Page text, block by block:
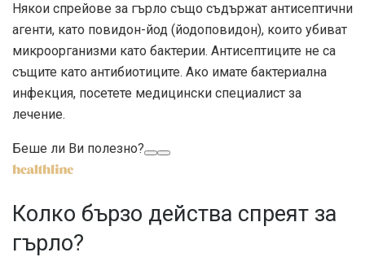
Някои спрейове за гърло също съдържат антисептични
агенти, като повидон-йод (йодоповидон), които убиват
микроорганизми като бактерии. Антисептиците не са
същите като антибиотиците. Ако имате бактериална
инфекция, посетете медицински специалист за
лечение.
Беше ли Ви полезно?
Колко бързо действа спреят за
гърло?